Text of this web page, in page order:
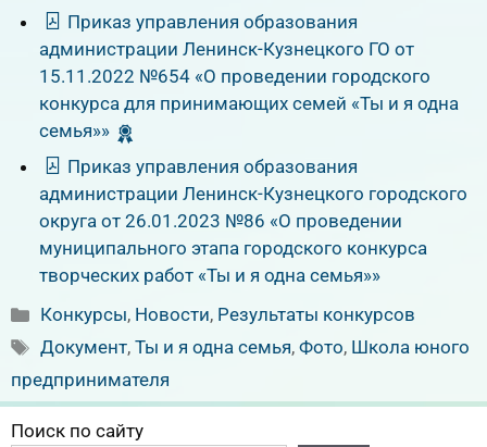
Приказ управления образования
администрации Ленинск-Кузнецкого ГО от
15.11.2022 №654 «О проведении городского
конкурса для принимающих семей «Ты и я одна
семья»»
Приказ управления образования
администрации Ленинск-Кузнецкого городского
округа от 26.01.2023 №86 «О проведении
муниципального этапа городского конкурса
творческих работ «Ты и я одна семья»»
Рубрики
Конкурсы, Новости, Результаты конкурсов
Метки
Документ,Ты и я одна семья,Фото, Школа юного
предпринимателя
Поиск по сайту